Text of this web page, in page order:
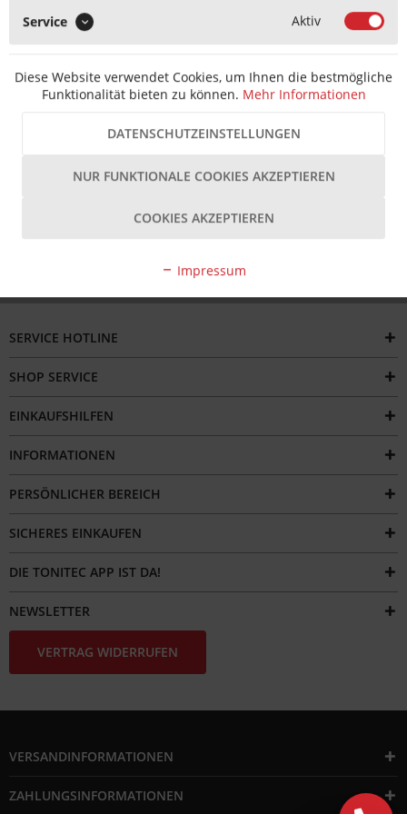
Artikel-Nr.: T2020110002234-001 Hersteller Artikel-Nr.: 5 400605 0 07002
Hersteller: SIMONSWERK
verdeckt liegendes Türband für...mehr
SERVICE HOTLINE
SHOP SERVICE
EINKAUFSHILFEN
INFORMATIONEN
PERSÖNLICHER BEREICH
SICHERES EINKAUFEN
DIE TONITEC APP IST DA!
NEWSLETTER
VERTRAG WIDERRUFEN
VERSANDINFORMATIONEN
ZAHLUNGSINFORMATIONEN
Service Aktiv
Diese Website verwendet Cookies, um Ihnen die bestmögliche
Funktionalität bieten zu können. Mehr Informationen
DATENSCHUTZEINSTELLUNGEN
NUR FUNKTIONALE COOKIES AKZEPTIEREN
COOKIES AKZEPTIEREN
Impressum